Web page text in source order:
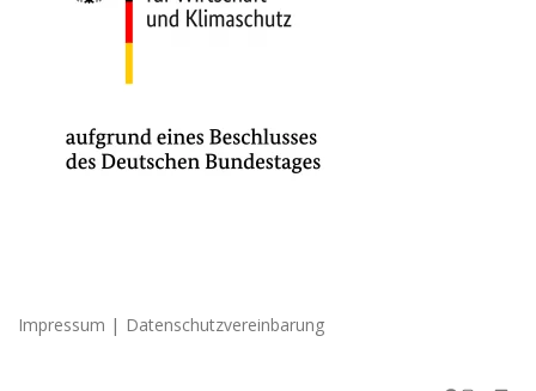
Impressum | Datenschutzvereinbarung